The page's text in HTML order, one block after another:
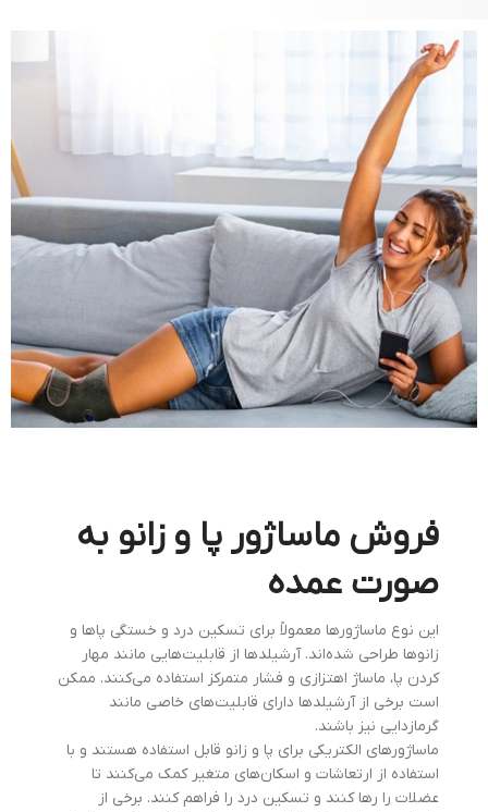
فروش ماساژور پا و زانو به
صورت عمده
این نوع ماساژورها معمولاً برای تسکین درد و خستگی پاها و
زانوها طراحی شده‌اند. آرشیلدها از قابلیت‌هایی مانند مهار
کردن پا، ماساژ اهتزازی و فشار متمرکز استفاده می‌کنند. ممکن
است برخی از آرشیلدها دارای قابلیت‌های خاصی مانند
گرمازدایی نیز باشند.
ماساژورهای الکتریکی برای پا و زانو قابل استفاده هستند و با
استفاده از ارتعاشات و اسکان‌های متغیر کمک می‌کنند تا
عضلات را رها کنند و تسکین درد را فراهم کنند. برخی از